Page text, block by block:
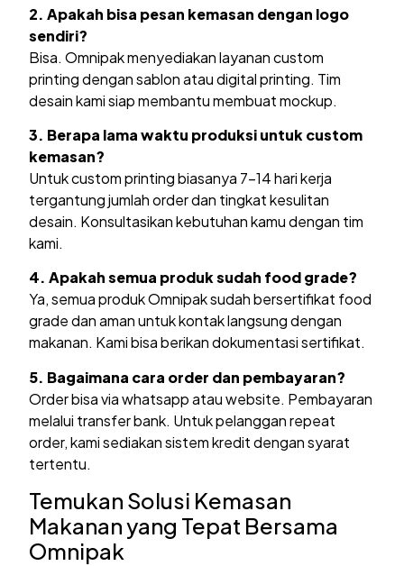
2. Apakah bisa pesan kemasan dengan logo
sendiri?
Bisa. Omnipak menyediakan layanan custom
printing dengan sablon atau digital printing. Tim
desain kami siap membantu membuat mockup.
3. Berapa lama waktu produksi untuk custom
kemasan?
Untuk custom printing biasanya 7-14 hari kerja
tergantung jumlah order dan tingkat kesulitan
desain. Konsultasikan kebutuhan kamu dengan tim
kami.
4. Apakah semua produk sudah food grade?
Ya, semua produk Omnipak sudah bersertifikat food
grade dan aman untuk kontak langsung dengan
makanan. Kami bisa berikan dokumentasi sertifikat.
5. Bagaimana cara order dan pembayaran?
Order bisa via whatsapp atau website. Pembayaran
melalui transfer bank. Untuk pelanggan repeat
order, kami sediakan sistem kredit dengan syarat
tertentu.
Temukan Solusi Kemasan
Makanan yang Tepat Bersama
Omnipak